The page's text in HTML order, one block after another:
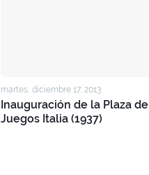
martes, diciembre 17, 2013
Inauguración de la Plaza de
Juegos Italia (1937)